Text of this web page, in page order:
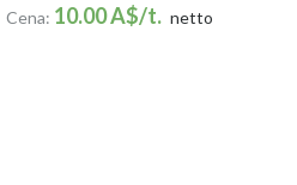
Cena: 10.00 A$/t. netto